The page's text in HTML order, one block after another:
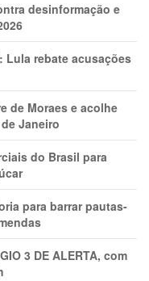
desinformação e
rebate acusações
de Moraes e acolhe
Janeiro
do Brasil para
para barrar pautas-
3 DE ALERTA, com